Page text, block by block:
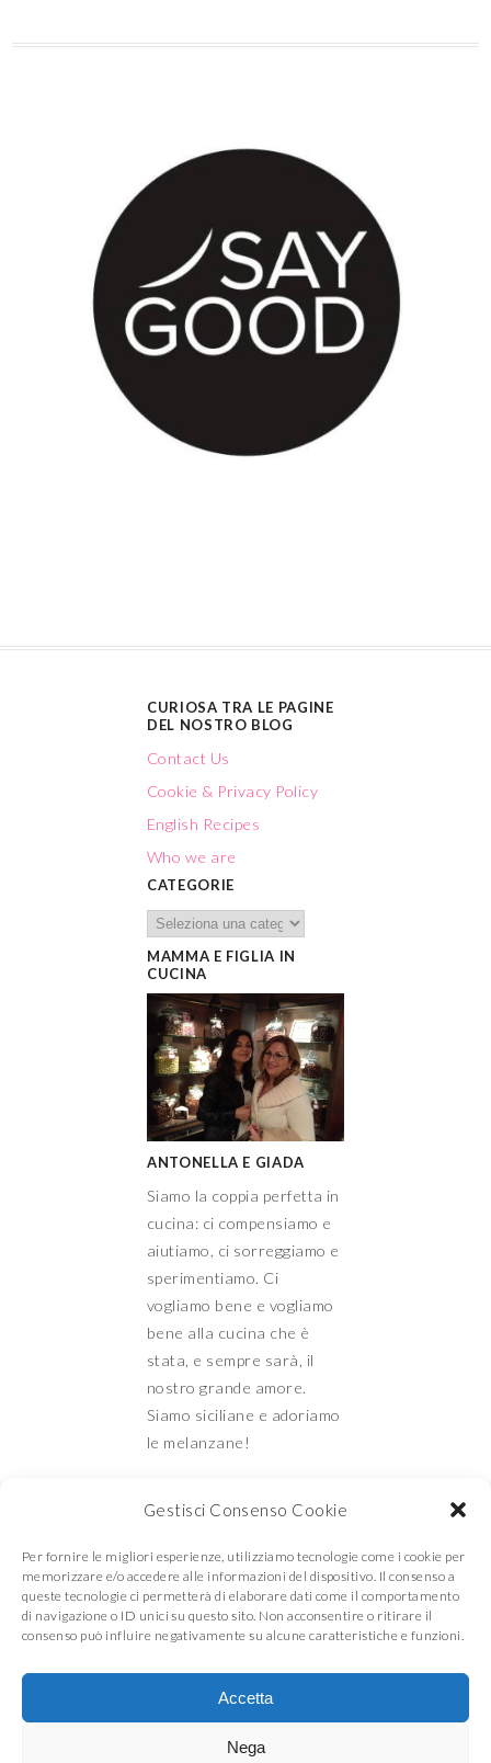
Gestisci Consenso Cookie
Per fornire le migliori esperienze, utilizziamo tecnologie come i cookie per
memorizzare e/o accedere alle informazioni del dispositivo. Il consenso a
queste tecnologie ci permetterà di elaborare dati come il comportamento
di navigazione o ID unici su questo sito. Non acconsentire o ritirare il
consenso può influire negativamente su alcune caratteristiche e funzioni.
Accetta
Nega
Contact Us
English Recipes
CATEGORIE
CUCINA
ANTONELLA E GIADA
Siamo la coppia perfetta in
cucina: ci compensiamo e
aiutiamo, ci sorreggiamo e
sperimentiamo. Ci
vogliamo bene e vogliamo
bene alla cucina che è
stata, e sempre sarà, il
nostro grande amore.
Siamo siciliane e adoriamo
le melanzane!
Mamma e Figlia in
cucina
© COPYRIGHT MAMMA E FIGLIA IN CUCINA 2026. THEME BY BLUCHIC